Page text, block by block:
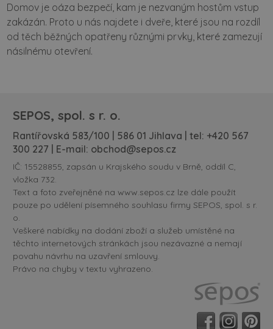
Domov je oáza bezpečí, kam je nezvaným hostům vstup
zakázán. Proto u nás najdete i dveře, které jsou na rozdíl
od těch běžných opatřeny různými prvky, které zamezují
násilnému otevření.
SEPOS, spol. s r. o.
Rantířovská 583/100 | 586 01 Jihlava | tel: +420 567
300 227 | E-mail: obchod@sepos.cz
IČ: 15528855, zapsán u Krajského soudu v Brně, oddíl C,
vložka 732.
Text a foto zveřejněné na www.sepos.cz lze dále použít
pouze po udělení písemného souhlasu firmy SEPOS, spol. s r.
o.
Veškeré nabídky na dodání zboží a služeb umístěné na
těchto internetových stránkách jsou nezávazné a nemají
povahu návrhu na uzavření smlouvy.
Právo na chyby v textu vyhrazeno.